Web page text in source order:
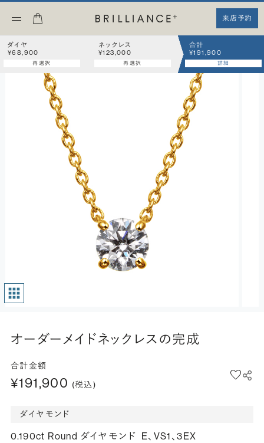
来店予約
ダイヤ
¥68,900
再選択
ネックレス
¥123,000
再選択
合計
¥191,900
詳細
オーダーメイドネックレスの完成
合計金額
¥191,900 (税込)
ダイヤモンド
0.190ct Round ダイヤモンド E、VS1、3EX